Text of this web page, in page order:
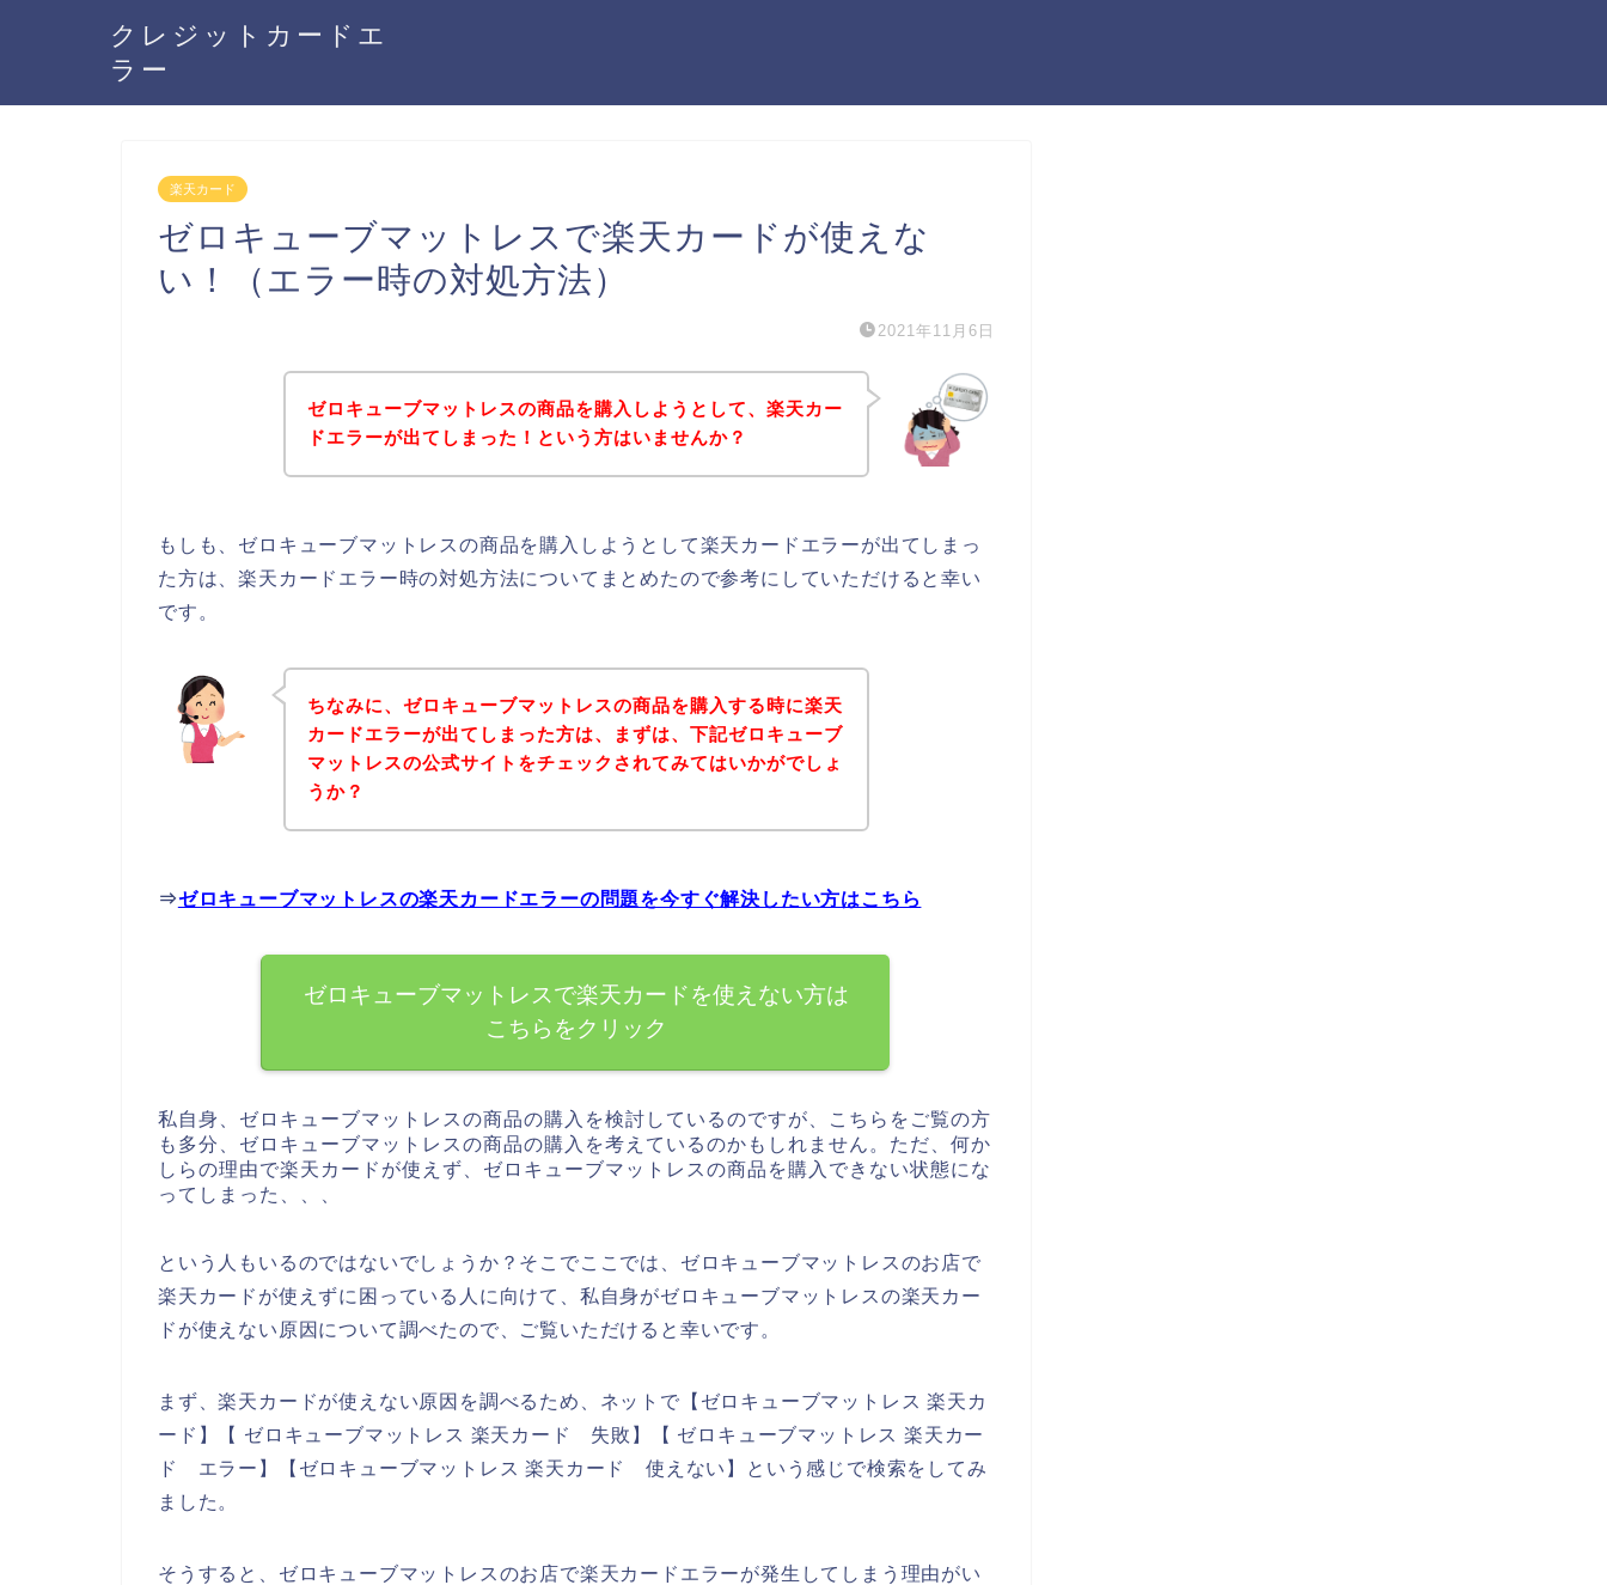
クレジットカードエ
ラー
楽天カード
ゼロキューブマットレスで楽天カードが使えな
い！（エラー時の対処方法）
2021年11月6日
ゼロキューブマットレスの商品を購入しようとして、楽天カー
ドエラーが出てしまった！という方はいませんか？
もしも、ゼロキューブマットレスの商品を購入しようとして楽天カードエラーが出てしまっ
た方は、楽天カードエラー時の対処方法についてまとめたので参考にしていただけると幸い
です。
ちなみに、ゼロキューブマットレスの商品を購入する時に楽天
カードエラーが出てしまった方は、まずは、下記ゼロキューブ
マットレスの公式サイトをチェックされてみてはいかがでしょ
うか？
⇒ゼロキューブマットレスの楽天カードエラーの問題を今すぐ解決したい方はこちら
ゼロキューブマットレスで楽天カードを使えない方は
こちらをクリック
私自身、ゼロキューブマットレスの商品の購入を検討しているのですが、こちらをご覧の方
も多分、ゼロキューブマットレスの商品の購入を考えているのかもしれません。ただ、何か
しらの理由で楽天カードが使えず、ゼロキューブマットレスの商品を購入できない状態にな
ってしまった、、、
という人もいるのではないでしょうか？そこでここでは、ゼロキューブマットレスのお店で
楽天カードが使えずに困っている人に向けて、私自身がゼロキューブマットレスの楽天カー
ドが使えない原因について調べたので、ご覧いただけると幸いです。
まず、楽天カードが使えない原因を調べるため、ネットで【ゼロキューブマットレス 楽天カ
ード】【 ゼロキューブマットレス 楽天カード 失敗】【 ゼロキューブマットレス 楽天カー
ド エラー】【ゼロキューブマットレス 楽天カード 使えない】という感じで検索をしてみ
ました。
そうすると、ゼロキューブマットレスのお店で楽天カードエラーが発生してしまう理由がい